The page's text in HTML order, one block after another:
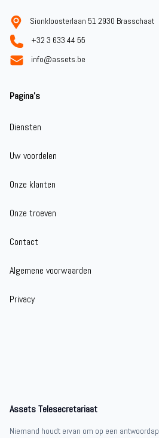
Sionkloosterlaan 51 2930 Brasschaat
+32 3 633 44 55
info@assets.be
Pagina's
Diensten
Uw voordelen
Onze klanten
Onze troeven
Contact
Algemene voorwaarden
Privacy
Assets Telesecretariaat
Niemand houdt ervan om op een